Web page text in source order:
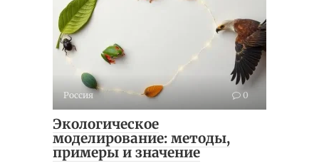
Россия 0
Экологическое
моделирование: методы,
примеры и значение